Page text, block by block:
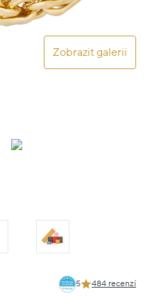
Zobrazit galerii
5 484 recenzí